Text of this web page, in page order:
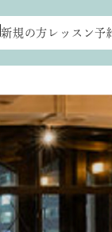
新規の方レッスン予